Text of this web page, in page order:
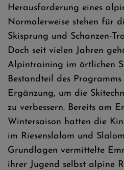
Herausforderung eines
Normalerweise stehen für
Skisprung und Schanzen-
Doch seit vielen Jahren
Alpintraining im örtlichen
Bestandteil des
Ergänzung, um die
zu verbessern. Bereits am
Wintersaison hatten die
im Riesenslalom und
Grundlagen vermittelte
ihrer Jugend selbst alpine